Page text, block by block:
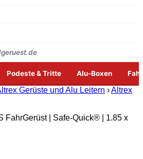
Podeste & Tritte Alu-Boxen
Gerüste und Alu Leitern ›Altrex